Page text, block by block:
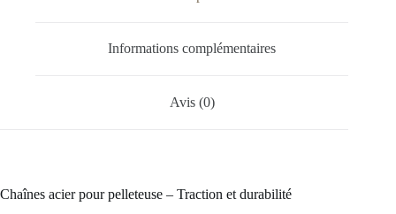
Informations complémentaires
Avis (0)
Chaînes acier pour pelleteuse – Traction et durabilité